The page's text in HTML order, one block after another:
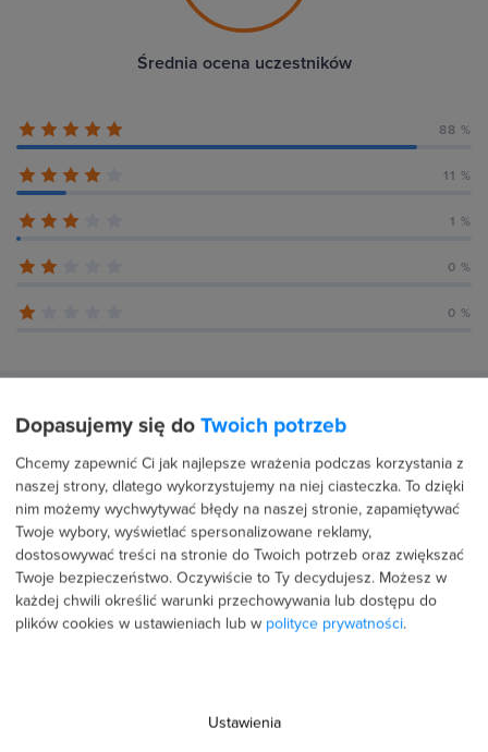
Średnia ocena uczestników
88 %
11 %
1 %
0 %
0 %
Recenzje użytkowników (273)
19 lipca 2026 Potwierdzona transakcja
Ewa Szymańska
PROFIL PUBLICZNY
5.0
Dopasujemy się do Twoich potrzeb
Chcemy zapewnić Ci jak najlepsze wrażenia podczas korzystania z
naszej strony, dlatego wykorzystujemy na niej ciasteczka. To dzięki
nim możemy wychwytywać błędy na naszej stronie, zapamiętywać
Twoje wybory, wyświetlać spersonalizowane reklamy,
dostosowywać treści na stronie do Twoich potrzeb oraz zwiększać
Twoje bezpieczeństwo. Oczywiście to Ty decydujesz. Możesz w
każdej chwili określić warunki przechowywania lub dostępu do
plików cookies w ustawieniach lub w polityce prywatności.
Ustawienia